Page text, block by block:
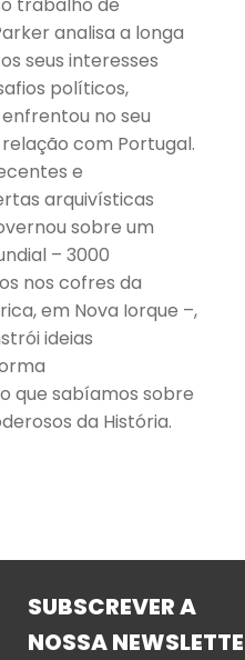
analisa a longa
seus interesses
políticos,
no seu
com Portugal.
e
arquivísticas
sobre um
– 3000
nos cofres da
em Nova Iorque –,
ideias
que sabíamos sobre
da História.
SUBSCREVER A
NOSSA